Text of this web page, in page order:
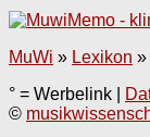
MuWi » Lexikon »
° = Werbelink |
©